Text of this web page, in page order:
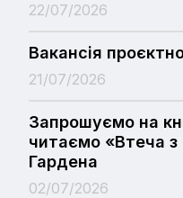
22/07/2026
Вакансія
21/07/2026
Запрошуємо на
читаємо «Втеча з
Гардена
02/07/2026